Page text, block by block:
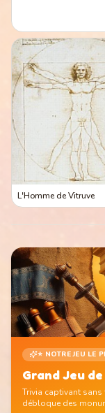
L'Homme de Vitruve
⭐ NOTRE JEU LE
Grand Jeu
Trivia captivant sans
débloque des